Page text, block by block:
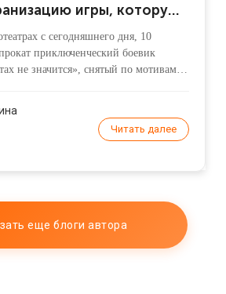
игры, которую
даже не фанатам
с сегодняшнего дня, 10
приключенческий боевик
не значится», снятый по мотивам
в разработке.
Читать далее
еще блоги автора